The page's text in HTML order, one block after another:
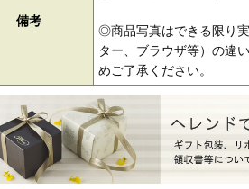
備考
◎商品写真はできる限り
ター、ブラウザ等）の違
めご了承ください。